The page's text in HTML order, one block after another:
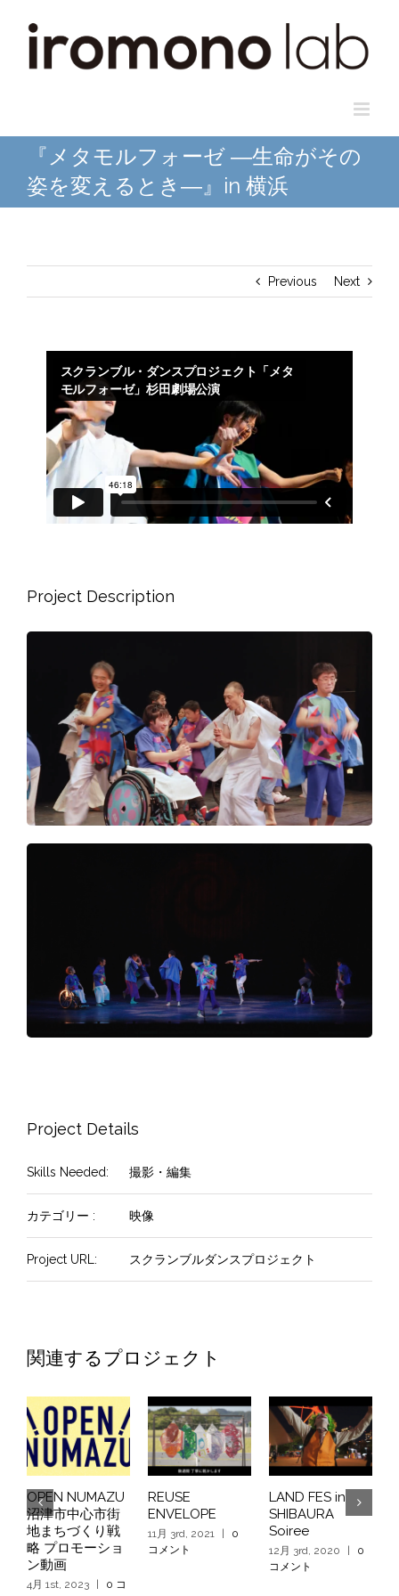
『メタモルフォーゼ ―生命がその
姿を変えるとき―』in 横浜
Previous Next
Project Description
Project Details
Skills Needed: 撮影・編集
カテゴリー : 映像
Project URL: スクランブルダンスプロジェクト
関連するプロジェクト
OPEN NUMAZU
沼津市中心市街
地まちづくり戦
略 プロモーショ
ン動画
4月 1st, 2023
0 コ
REUSE
ENVELOPE
11月 3rd, 2021
0
コメント
LAND FES in
SHIBAURA
Soiree
12月 3rd, 2020
0
コメント